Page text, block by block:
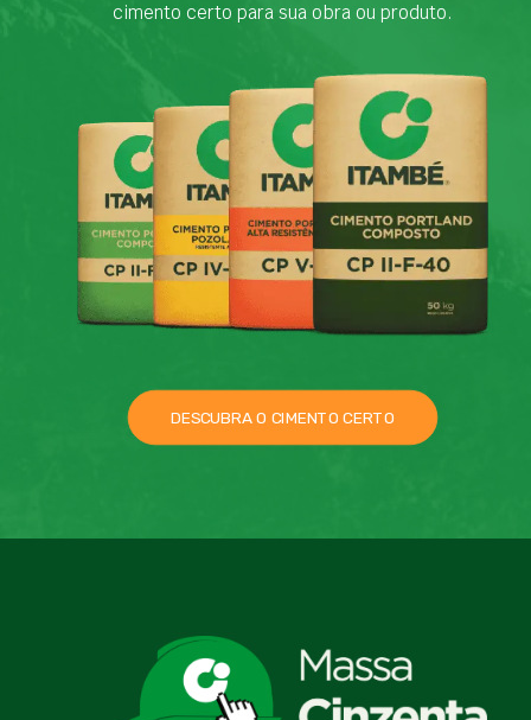
cimento certo para sua obra ou produto.
DESCUBRA O CIMENTO CERTO